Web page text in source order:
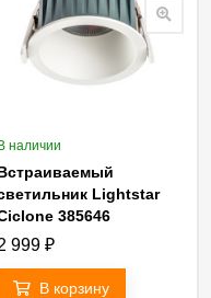
В наличии
Lightstar
385646
999 ₽
В корзину